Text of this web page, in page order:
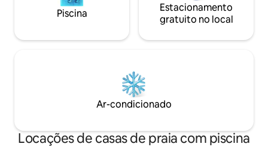
Piscina
Estacionamento
gratuito no local
Ar-condicionado
Locações de casas de praia com piscina